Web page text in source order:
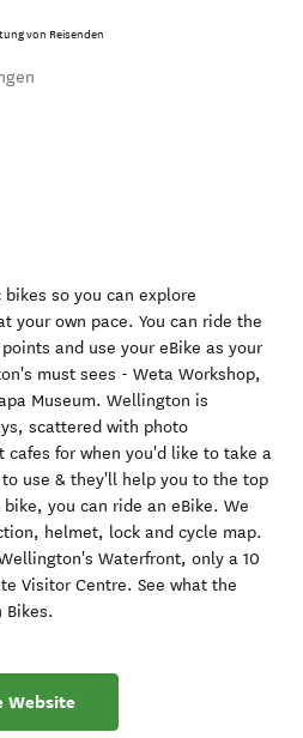
von Reisenden
so you can explore
your own pace. You can ride the
and use your eBike as your
must sees - Weta Workshop,
Museum. Wellington is
scattered with photo
for when you'd like to take a
use & they'll help you to the top
you can ride an eBike. We
helmet, lock and cycle map.
Waterfront, only a 10
Visitor Centre. See what the
Bikes.
Website